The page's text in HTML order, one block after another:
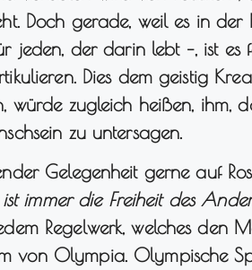
Doch gerade, weil es in der
jeden, der darin lebt –, ist es
Dies dem geistig
würde zugleich heißen, ihm,
zu untersagen.
Gelegenheit gerne auf
ist immer die Freiheit des
Regelwerk, welches den
von Olympia. Olympische